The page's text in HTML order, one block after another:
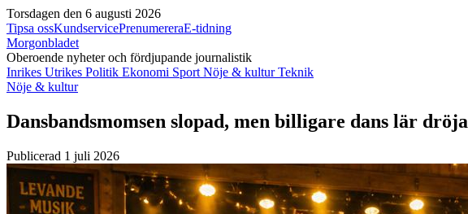
Torsdagen den 6 augusti 2026
Tipsa ossKundservicePrenumereraE-tidning
Morgonbladet
Oberoende nyheter och fördjupande journalistik
Inrikes Utrikes Politik Ekonomi Sport Nöje & kulturTeknik
Nöje & kultur
Dansbandsmomsen slopad, men billigare dans lär dröja
Publicerad 1 juli 2026